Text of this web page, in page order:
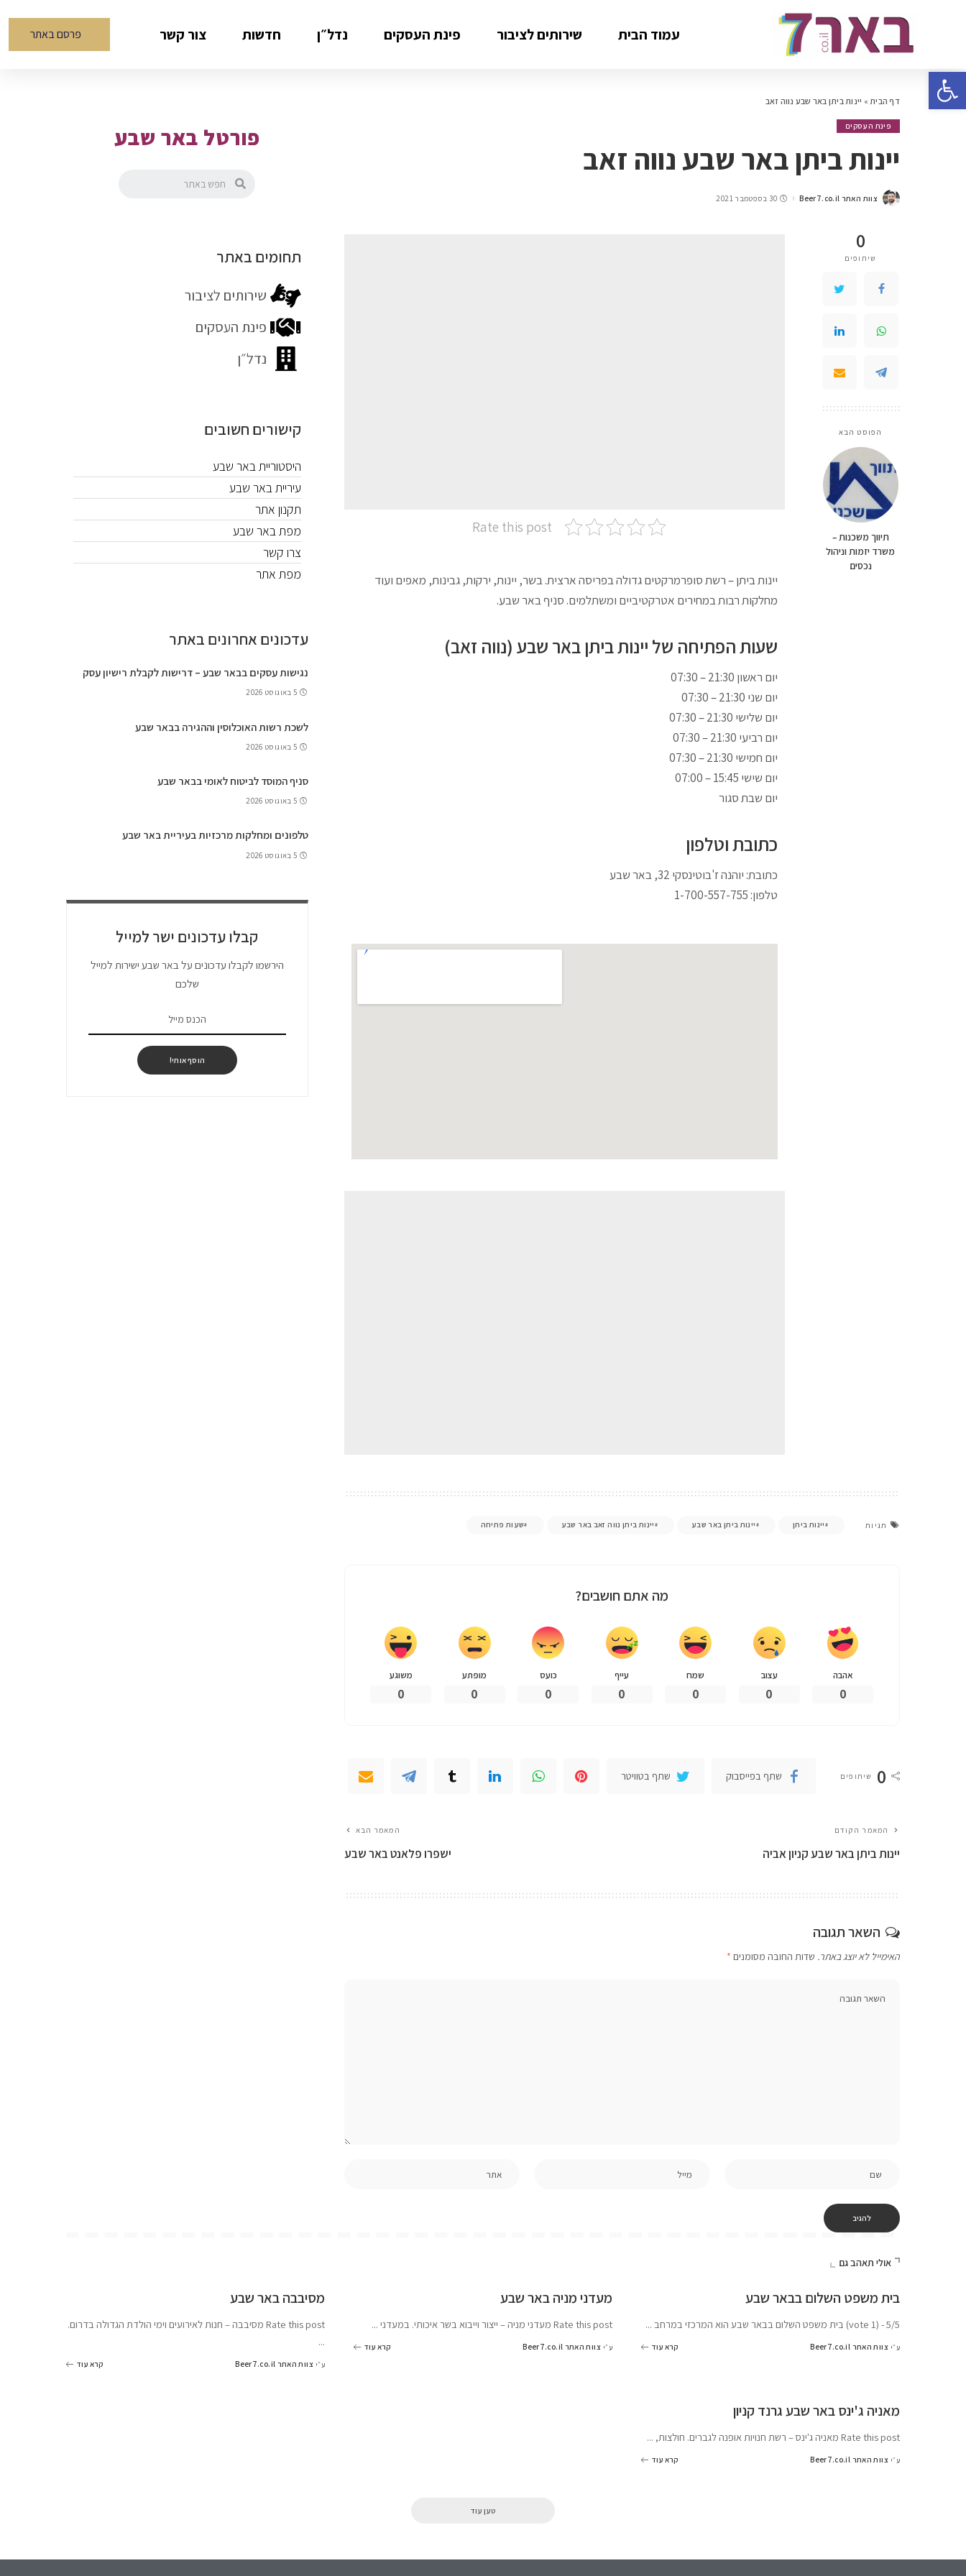
פתח סרגל נגישות
עמוד הבית שירותים לציבור פינת העסקים נדל״ן חדשות צור קשר פרסם באתר
דף הבית» יינות ביתן באר שבע נווה זאב
פינת העסקים
יינות ביתן באר שבע נווה זאב
צוות האתר Beer7.co.il 30 בספטמבר 2021
0
שיתופים
הפוסט הבא
תיווך משכנות –
משרד יזמות וניהול
נכסים
Rate this post
יינות ביתן – רשת סופרמרקטים גדולה בפריסה ארצית. בשר, יינות, ירקות, גבינות, מאפים ועוד
מחלקות רבות במחירים אטרקטיביים ומשתלמים. סניף באר שבע.
שעות הפתיחה של יינות ביתן באר שבע (נווה זאב)
07:30 – 21:30 יום ראשון
07:30 – 21:30 יום שני
07:30 – 21:30 יום שלישי
07:30 – 21:30 יום רביעי
07:30 – 21:30 יום חמישי
יום שישי 15:45 – 07:00
יום שבת סגור
כתובת וטלפון
כתובת: יוהנה ז'בוטינסקי 32, באר שבע
טלפון: 1-700-557-755
תגיות יינות ביתן יינות ביתן באר שבע יינות ביתן נווה זאב באר שבע שעות פתיחה
מה אתם חושבים?
אהבה
0
עצוב
0
שמח
0
עייף
0
כועס
0
מופתע
0
משוגע
0
0 שיתופים שתף בפייסבוק שתף בטוויטר
המאמר הקודם
יינות ביתן באר שבע קניון אביה
המאמר הבא
ישפרו פלאנט באר שבע
השאר תגובה
האימייל לא יוצג באתר. שדות החובה מסומנים *
פורטל באר שבע
תחומים באתר
שירותים לציבור
פינת העסקים
נדל״ן
קישורים חשובים
היסטוריית באר שבע
עיריית באר שבע
תקנון אתר
מפת באר שבע
צרו קשר
מפת אתר
עדכונים אחרונים באתר
נגישות עסקים בבאר שבע – דרישות לקבלת רישיון עסק
5 באוגוסט 2026
לשכת רשות האוכלוסין וההגירה בבאר שבע
5 באוגוסט 2026
סניף המוסד לביטוח לאומי בבאר שבע
5 באוגוסט 2026
טלפונים ומחלקות מרכזיות בעיריית באר שבע
5 באוגוסט 2026
קבלו עדכונים ישר למייל
הירשמו לקבלו עדכונים על באר שבע ישירות למייל
שלכם
הוסף אותי!
אולי תאהב גם
בית משפט השלום בבאר שבע
5/5 - (1 vote) בית משפט השלום בבאר שבע הוא המרכזי במרחב ...
ע״י צוות האתר Beer7.co.il קרא עוד
מעדני מניה באר שבע
Rate this post מעדני מניה – ייצור וייבוא בשר איכותי. במעדני ...
ע״י צוות האתר Beer7.co.il קרא עוד
מסיבבה באר שבע
Rate this post מסיבבה – חנות לאירועים וימי הולדת הגדולה בדרום.
...
ע״י צוות האתר Beer7.co.il קרא עוד
מאניה ג'ינס באר שבע גרנד קניון
Rate this post מאניה ג'ינס – רשת חנויות אופנה לגברים. חולצות, ...
ע״י צוות האתר Beer7.co.il קרא עוד
טען עוד